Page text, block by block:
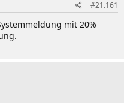
#21.161
mit 20%